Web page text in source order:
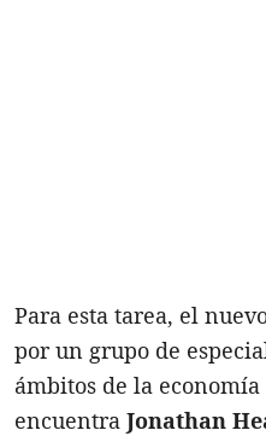
Para esta tarea, el
por un grupo de
ámbitos de la
encuentra Jonathan